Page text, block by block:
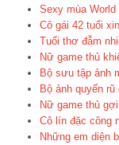
Sexy mùa
Cô gái 42 tuổi
Tuổi thơ đẫm
Nữ game thủ
Bộ sưu tập ảnh
Bộ ảnh quyến
Nữ game thủ
Cô lín đặc công
Những em diện